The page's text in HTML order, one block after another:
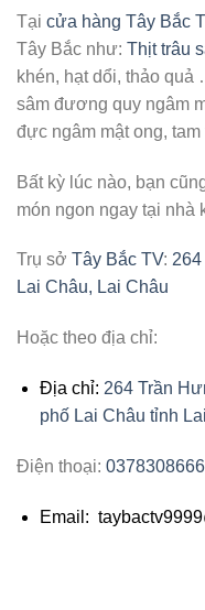
Tại cửa hàng Tây Bắc
Tây Bắc như: Thịt trâu
khén, hạt dổi, thảo
sâm đương quy ngâm
đực ngâm mật ong,
Bất kỳ lúc nào, bạn
món ngon ngay tại nhà
Trụ sở Tây Bắc TV:
Lai Châu, Lai Châu
Hoặc theo địa chỉ:
Địa chỉ: 264 Trần
phố Lai Châu tỉnh
Điện thoại: 0378308666
Email: